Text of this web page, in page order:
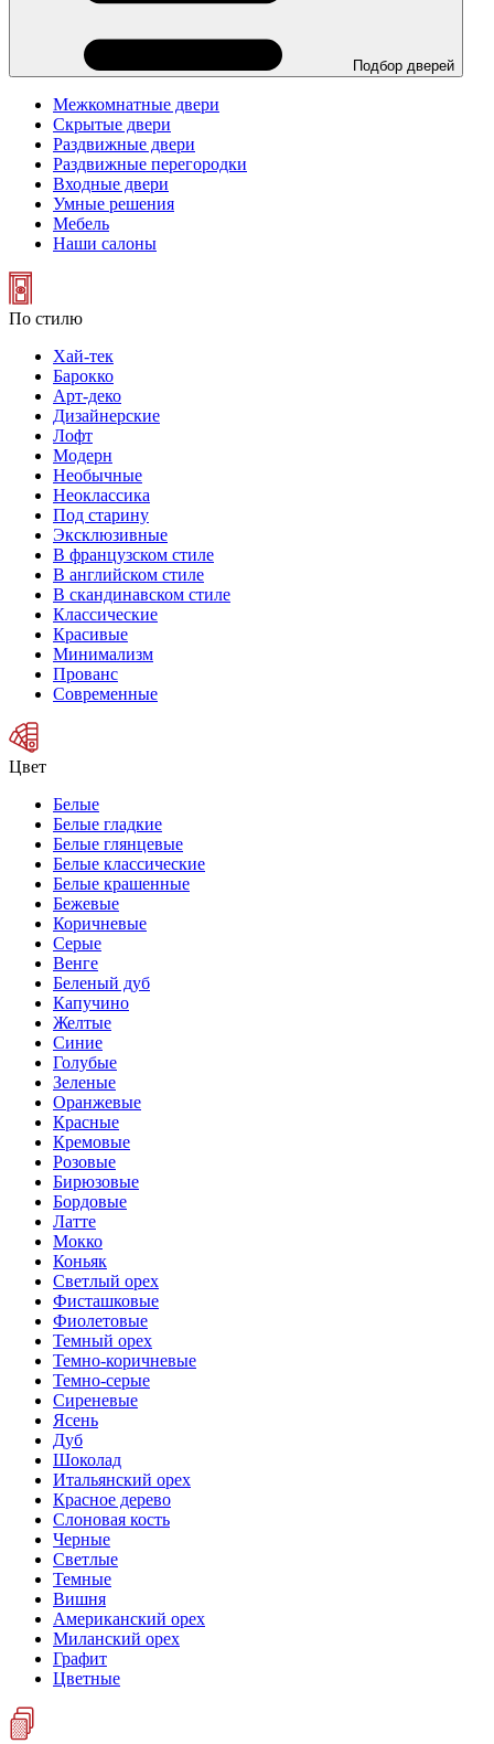
Подбор дверей
Межкомнатные двери
Скрытые двери
Раздвижные двери
Раздвижные перегородки
Входные двери
Умные решения
Мебель
Наши салоны
По стилю
Хай-тек
Барокко
Арт-деко
Дизайнерские
Лофт
Модерн
Необычные
Неоклассика
Под старину
Эксклюзивные
В французском стиле
В английском стиле
В скандинавском стиле
Классические
Красивые
Минимализм
Прованс
Современные
Цвет
Белые
Белые гладкие
Белые глянцевые
Белые классические
Белые крашенные
Бежевые
Коричневые
Серые
Венге
Беленый дуб
Капучино
Желтые
Синие
Голубые
Зеленые
Оранжевые
Красные
Кремовые
Розовые
Бирюзовые
Бордовые
Латте
Мокко
Коньяк
Светлый орех
Фисташковые
Фиолетовые
Темный орех
Темно-коричневые
Темно-серые
Сиреневые
Ясень
Дуб
Шоколад
Итальянский орех
Красное дерево
Слоновая кость
Черные
Светлые
Темные
Вишня
Американский орех
Миланский орех
Графит
Цветные